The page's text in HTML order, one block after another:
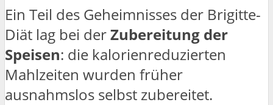
Ein Teil des Geheimnisses der Brigitte-
Diät lag bei derZubereitung der
Speisen: die kalorienreduzierten
Mahlzeiten wurden früher
ausnahmslos selbst zubereitet.